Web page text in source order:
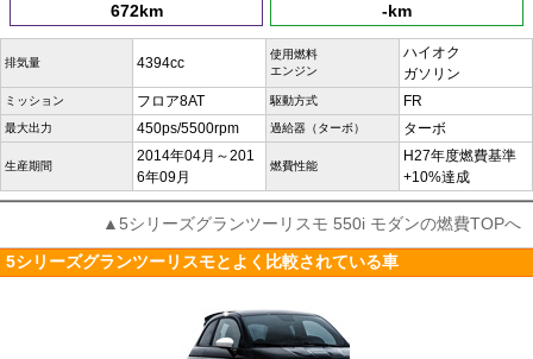
672km -km
排気量 4394cc
使用燃料
エンジン
ハイオク
ガソリン
ミッション フロア8AT 駆動方式 FR
最大出力 450ps/5500rpm 過給器（ターボ） ターボ
生産期間
2014年04月～201
6年09月
燃費性能
H27年度燃費基準
+10%達成
▲5シリーズグランツーリスモ 550i モダンの燃費TOPへ
5シリーズグランツーリスモとよく比較されている車